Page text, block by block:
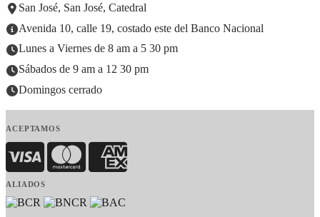
San José, San José, Catedral
Avenida 10, calle 19, costado este del Banco Nacional
Lunes a Viernes de 8 am a 5 30 pm
Sábados de 9 am a 12 30 pm
Domingos cerrado
ACEPTAMOS
Visa MasterCardAmerican Express
ALIADOS